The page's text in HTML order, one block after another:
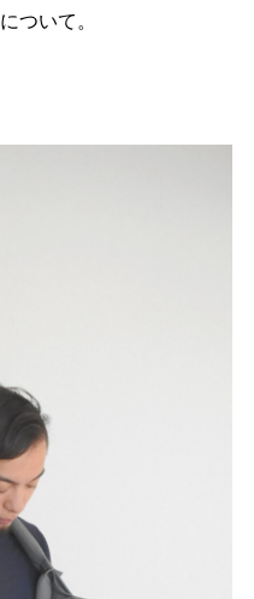
ついて。